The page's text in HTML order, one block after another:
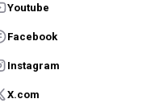
Youtube
Facebook
Instagram
X.com